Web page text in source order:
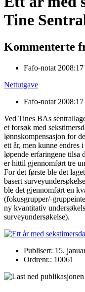
Tine
Kommenterte
Fafo-notat 2008:17
Nettutgave
Fafo-notat 2008:17
Ved Tines BAs
et forsøk med
lønnskompensasjon for
ett år, men kunne endres
løpende erfaringene tilsa
er hittil gjennomført tre
For det første ble det
basert
ble det gjennomført en
(fokusgrupper/-
ny kvantitativ
surveyundersøkelse).
Publisert: 15.
Ordrenr.: 10061